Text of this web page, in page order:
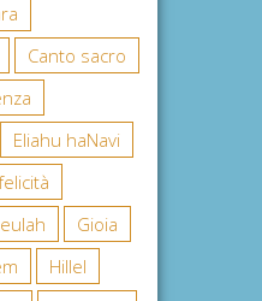
Canto sacro
Eliahu haNavi
Gioia
Hillel